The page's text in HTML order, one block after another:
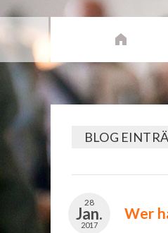
BLOG
28
Jan.
2017
Wer